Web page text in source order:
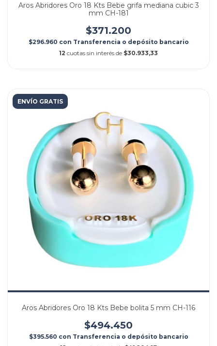
Aros Abridores Oro 18 Kts Bebe grifa mediana cubic 3
mm CH-181
$371.200
$296.960 con Transferencia o depósito bancario
12 cuotas sin interés de $30.933,33
ENVÍO GRATIS
Aros Abridores Oro 18 Kts Bebe bolita 5 mm CH-116
$494.450
$395.560 con Transferencia o depósito bancario